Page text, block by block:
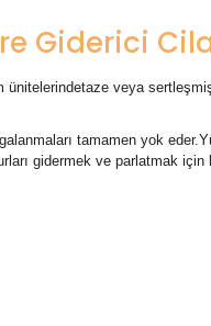
Giderici
veya
tamamen yok
gidermek ve parlatmak